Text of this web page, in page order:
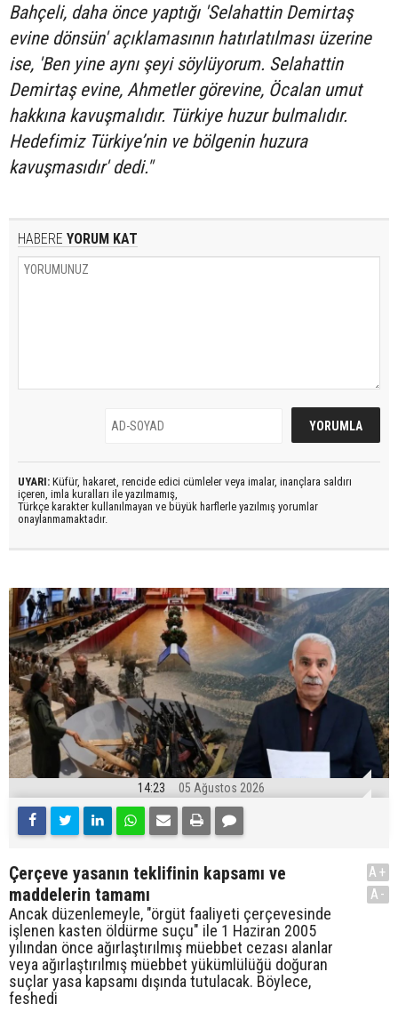
Bahçeli, daha önce yaptığı 'Selahattin Demirtaş
evine dönsün' açıklamasının hatırlatılması üzerine
ise, 'Ben yine aynı şeyi söylüyorum. Selahattin
Demirtaş evine, Ahmetler görevine, Öcalan umut
hakkına kavuşmalıdır. Türkiye huzur bulmalıdır.
Hedefimiz Türkiye’nin ve bölgenin huzura
kavuşmasıdır' dedi."
HABERE YORUM KAT
UYARI: Küfür, hakaret, rencide edici cümleler veya imalar, inançlara saldırı
içeren, imla kuralları ile yazılmamış,
Türkçe karakter kullanılmayan ve büyük harflerle yazılmış yorumlar
onaylanmamaktadır.
14:23 05 Ağustos 2026
Çerçeve yasanın teklifinin kapsamı ve
maddelerin tamamı
Ancak düzenlemeyle, "örgüt faaliyeti çerçevesinde
işlenen kasten öldürme suçu" ile 1 Haziran 2005
yılından önce ağırlaştırılmış müebbet cezası alanlar
veya ağırlaştırılmış müebbet yükümlülüğü doğuran
suçlar yasa kapsamı dışında tutulacak. Böylece,
feshedi
A+
A-